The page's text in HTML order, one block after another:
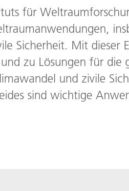
für
Sicherheit. Mit dieser
zu Lösungen für die
und zivile
sind wichtige